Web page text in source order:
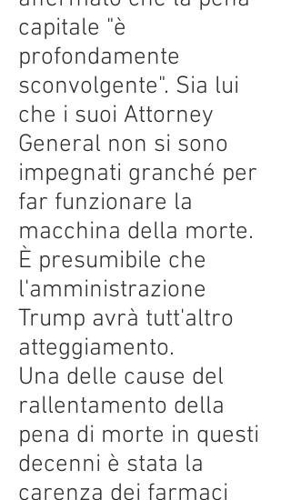
capitale "è
profondamente
sconvolgente". Sia lui
che i suoi Attorney
General non si sono
impegnati granché per
far funzionare la
macchina della morte.
È presumibile che
l'amministrazione
Trump avrà tutt'altro
atteggiamento.
Una delle cause del
rallentamento della
pena di morte in questi
decenni è stata la
carenza dei farmaci